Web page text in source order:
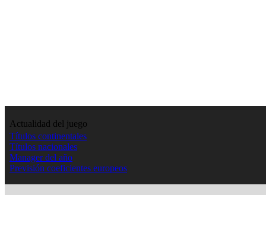
Actualidad del juego
Títulos continentales
Títulos nacionales
Manager del año
Previsión coeficientes europeos